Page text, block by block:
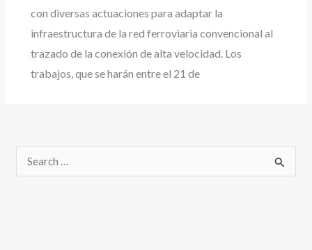
con diversas actuaciones para adaptar la
infraestructura de la red ferroviaria convencional al
trazado de la conexión de alta velocidad. Los
trabajos, que se harán entre el 21 de